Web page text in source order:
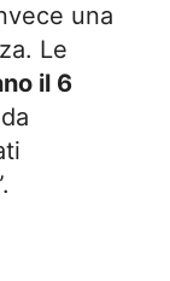
una
Le
il 6